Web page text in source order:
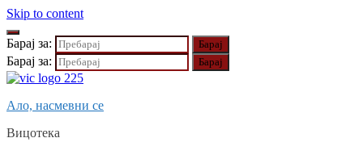
Skip to content
Барај за:
Барај за:
Ало, насмевни се
Вицотека